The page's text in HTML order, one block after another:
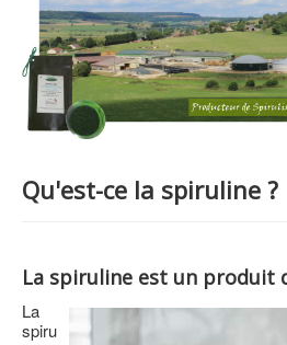
Qu'est-ce la spiruline ?
La spiruline est un produit
La
spiru